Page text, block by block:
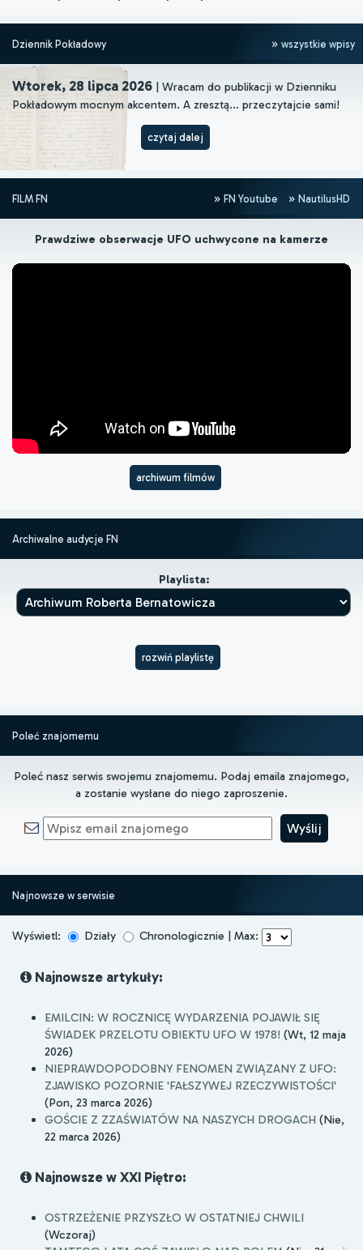
Dziennik Pokładowy wszystkie wpisy
Wtorek, 28 lipca 2026 | Wracam do publikacji w Dzienniku
Pokładowym mocnym akcentem. A zresztą... przeczytajcie sami!
czytaj dalej
FILM FN FN Youtube NautilusHD
Prawdziwe obserwacje UFO uchwycone na kamerze
archiwum filmów
Archiwalne audycje FN
Playlista:
rozwiń playlistę
Poleć znajomemu
Poleć nasz serwis swojemu znajomemu. Podaj emaila znajomego,
a zostanie wysłane do niego zaproszenie.
Najnowsze w serwisie
Wyświetl: Działy Chronologicznie | Max:
Najnowsze artykuły:
EMILCIN: W ROCZNICĘ WYDARZENIA POJAWIŁ SIĘ
ŚWIADEK PRZELOTU OBIEKTU UFO W 1978! (Wt, 12 maja
2026)
NIEPRAWDOPODOBNY FENOMEN ZWIĄZANY Z UFO:
ZJAWISKO POZORNIE 'FAŁSZYWEJ RZECZYWISTOŚCI'
(Pon, 23 marca 2026)
GOŚCIE Z ZZAŚWIATÓW NA NASZYCH DROGACH (Nie,
22 marca 2026)
Najnowsze w XXI Piętro:
OSTRZEŻENIE PRZYSZŁO W OSTATNIEJ CHWILI
(Wczoraj)